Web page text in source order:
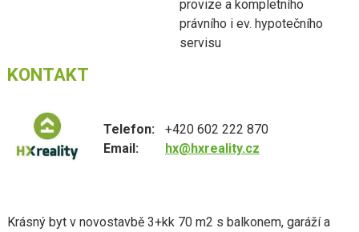
provize a kompletního
právního i ev. hypotečního
servisu
KONTAKT
Telefon:
+420 602 222 870
Email:
hx@hxreality.cz
Krásný byt v novostavbě 3+kk 70 m2 s balkonem, garáží a